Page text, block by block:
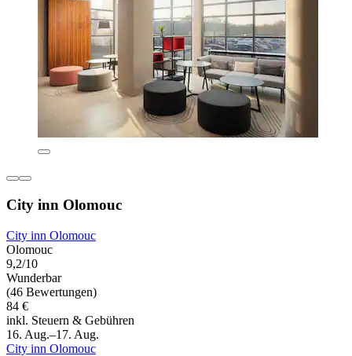
City inn Olomouc
City inn Olomouc
Olomouc
9,2/10
Wunderbar
(46 Bewertungen)
84 €
inkl. Steuern & Gebühren
16. Aug.–17. Aug.
City inn Olomouc